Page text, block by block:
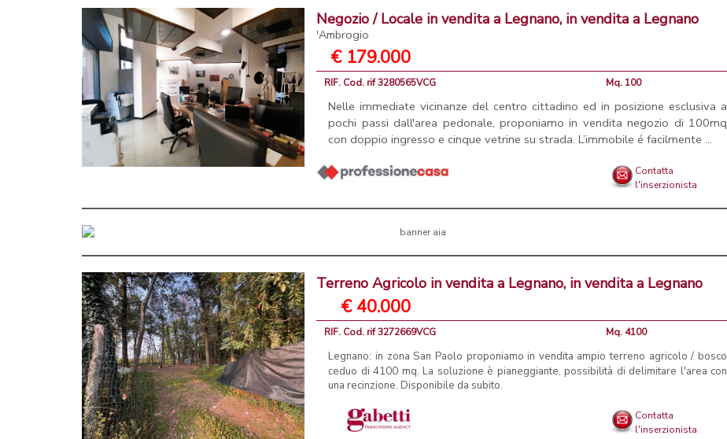
Negozio / Locale in vendita a Legnano, in vendita a Legnano
'Ambrogio
€ 179.000
RIF. Cod. rif 3280565VCG Mq. 100
Nelle immediate vicinanze del centro cittadino ed in posizione esclusiva a
pochi passi dall'area pedonale, proponiamo in vendita negozio di 100mq
con doppio ingresso e cinque vetrine su strada. L’immobile é facilmente ...
Contatta
l'inserzionista
Terreno Agricolo in vendita a Legnano, in vendita a Legnano
€ 40.000
RIF. Cod. rif 3272669VCG Mq. 4100
Legnano: in zona San Paolo proponiamo in vendita ampio terreno agricolo / bosco
ceduo di 4100 mq. La soluzione è pianeggiante, possibilità di delimitare l'area con
una recinzione. Disponibile da subito.
Contatta
l'inserzionista